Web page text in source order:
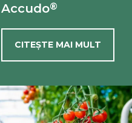
Accudo®
CITEȘTE MAI MULT